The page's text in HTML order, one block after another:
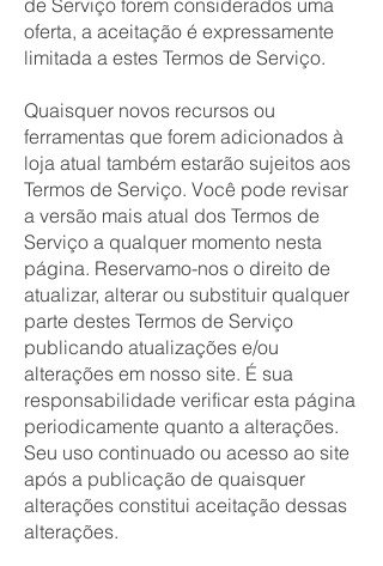
de Serviço forem considerados uma
oferta, a aceitação é expressamente
limitada a estes Termos de Serviço.
Quaisquer novos recursos ou
ferramentas que forem adicionados à
loja atual também estarão sujeitos aos
Termos de Serviço. Você pode revisar
a versão mais atual dos Termos de
Serviço a qualquer momento nesta
página. Reservamo-nos o direito de
atualizar, alterar ou substituir qualquer
parte destes Termos de Serviço
publicando atualizações e/ou
alterações em nosso site. É sua
responsabilidade verificar esta página
periodicamente quanto a alterações.
Seu uso continuado ou acesso ao site
após a publicação de quaisquer
alterações constitui aceitação dessas
alterações.